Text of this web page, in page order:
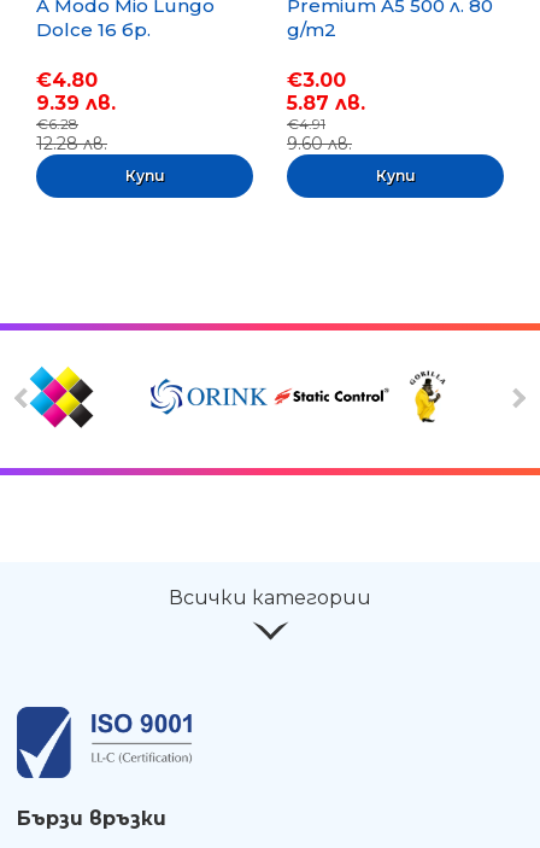
A Modo Mio Lungo
Dolce 16 бр.
€4.80
9.39 лв.
€6.28
12.28 лв.
Premium A5 500 л. 80
g/m2
€3.00
5.87 лв.
€4.91
9.60 лв.
Всички категории
Бързи връзки